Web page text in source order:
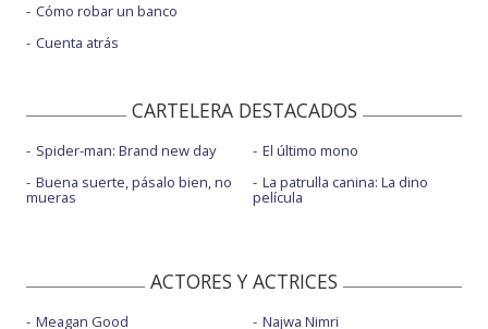
Cómo robar un banco
Cuenta atrás
CARTELERA DESTACADOS
Spider-man: Brand new day
Buena suerte, pásalo bien, no
mueras
El último mono
La patrulla canina: La dino
película
ACTORES Y ACTRICES
Meagan Good
Najwa Nimri